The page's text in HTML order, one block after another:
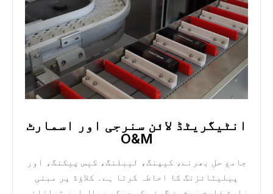
انٹیگریٹڈ لائن سنرجی اور اسمارٹ
O&M
جامع حل بھرنے، کیپنگ، لیبلنگ، کیس پیکنگ، اور
پیلیٹائزنگ کا احاطہ کرتا ہے۔ کلاؤڈ پر مبنی